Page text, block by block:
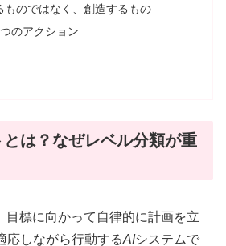
ものではなく、創造するもの
のアクション
は？なぜレベル分類が重
目標に向かって自律的に計画を立
応しながら行動するAIシステムで